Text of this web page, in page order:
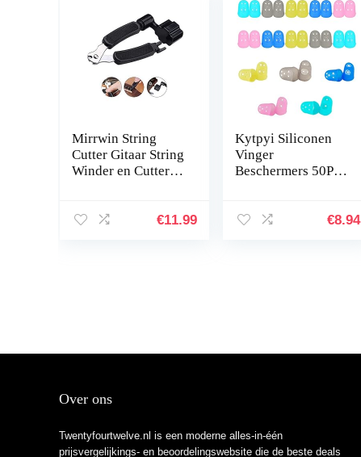
Mirrwin String
Cutter Gitaar String
Winder en Cutter 3-
accessoires Kit€11.99
Kytpyi Siliconen
Vinger
Beschermers 50Pcs
Vinger Tips Gitaar
€8.94
Over ons
Twentyfourtwelve.nl is een moderne alles-in-één
prijsvergelijkings- en beoordelingswebsite die de beste deals